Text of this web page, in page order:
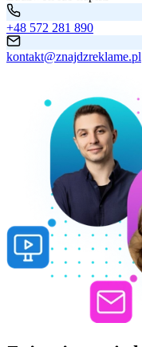
+48 572 281 890
kontakt@znajdzreklame.pl